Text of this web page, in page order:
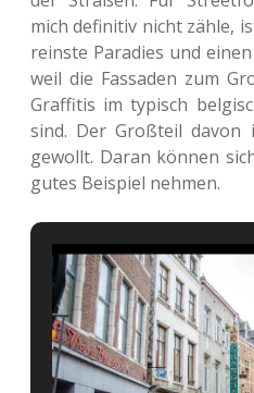
mich defi­ni­tiv nicht zähle,
reins­te Para­dies und
weil die Fas­sa­den zum
Graf­fi­tis im typisch
sind. Der Groß­teil davon
gewollt. Daran können
gutes Bei­spiel nehmen.